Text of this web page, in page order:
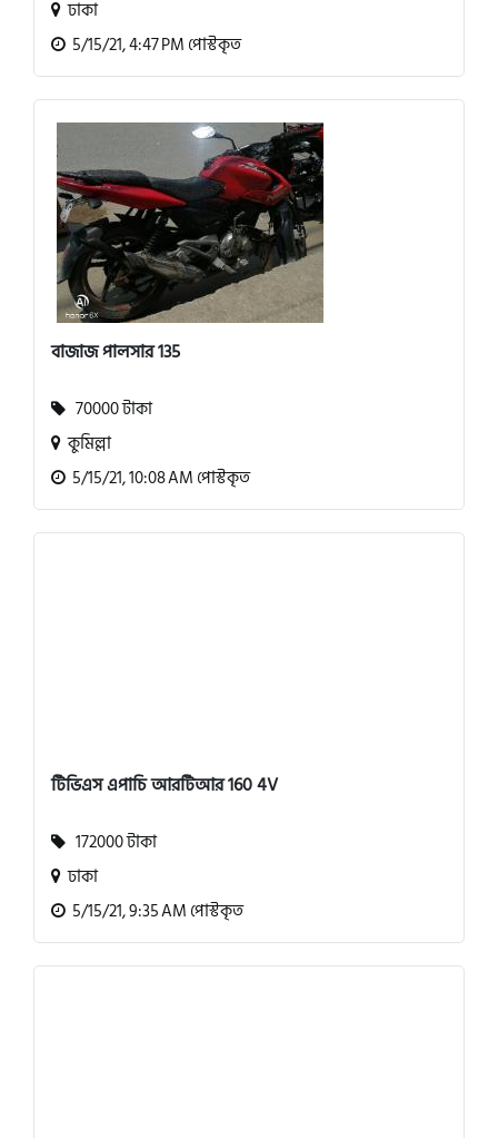
ঢাকা
5/15/21, 4:47 PM পোস্টকৃত
বাজাজ পালসার 135
70000 টাকা
কুমিল্লা
5/15/21, 10:08 AM পোস্টকৃত
টিভিএস এপাচি আরটিআর 160 4V
172000 টাকা
ঢাকা
5/15/21, 9:35 AM পোস্টকৃত